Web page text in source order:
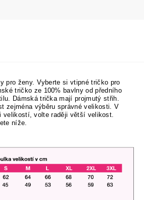
pro ženy. Vyberte si vtipné tričko pro
tričko ze 100% bavlny od předního
Dámská trička mají projmutý střih.
zejména výběru správné velikosti. V
velikostí, volte raději větší velikost.
níže.